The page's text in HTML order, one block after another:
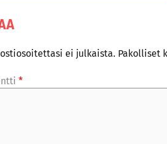
ei julkaista. Pakolliset
*